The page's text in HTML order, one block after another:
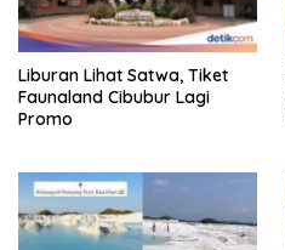
Liburan Lihat Satwa, Tiket
Faunaland Cibubur Lagi
Promo